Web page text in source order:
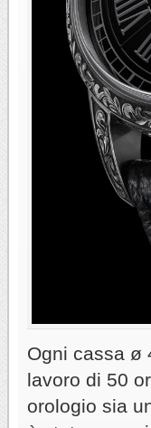
Ogni cassa ø
lavoro di 50
orologio sia